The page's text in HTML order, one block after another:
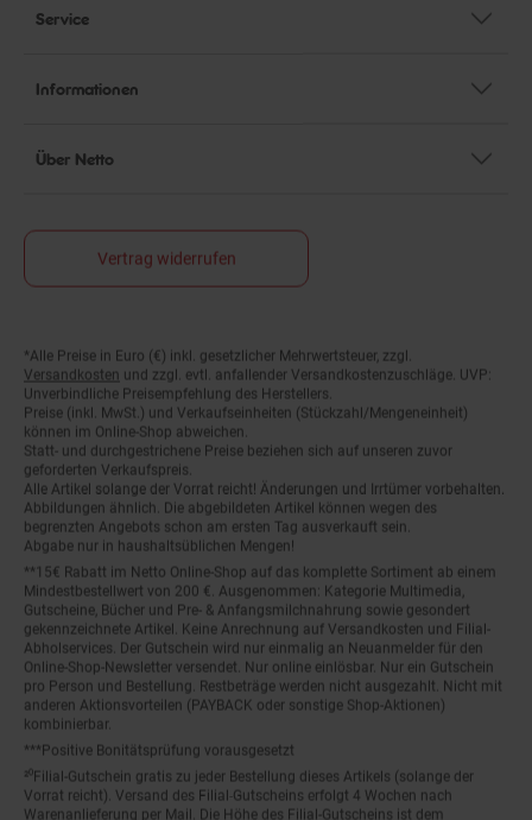
Service
Informationen
Über Netto
Vertrag widerrufen
Fußnoten
*Alle Preise in Euro (€) inkl. gesetzlicher Mehrwertsteuer, zzgl.
Versandkosten und zzgl. evtl. anfallender Versandkostenzuschläge. UVP:
Unverbindliche Preisempfehlung des Herstellers.
Preise (inkl. MwSt.) und Verkaufseinheiten (Stückzahl/Mengeneinheit)
können im Online-Shop abweichen.
Statt- und durchgestrichene Preise beziehen sich auf unseren zuvor
geforderten Verkaufspreis.
Alle Artikel solange der Vorrat reicht! Änderungen und Irrtümer vorbehalten.
Abbildungen ähnlich. Die abgebildeten Artikel können wegen des
begrenzten Angebots schon am ersten Tag ausverkauft sein.
Abgabe nur in haushaltsüblichen Mengen!
**15€ Rabatt im Netto Online-Shop auf das komplette Sortiment ab einem
Mindestbestellwert von 200 €. Ausgenommen: Kategorie Multimedia,
Gutscheine, Bücher und Pre- & Anfangsmilchnahrung sowie gesondert
gekennzeichnete Artikel. Keine Anrechnung auf Versandkosten und Filial-
Abholservices. Der Gutschein wird nur einmalig an Neuanmelder für den
Online-Shop-Newsletter versendet. Nur online einlösbar. Nur ein Gutschein
pro Person und Bestellung. Restbeträge werden nicht ausgezahlt. Nicht mit
anderen Aktionsvorteilen (PAYBACK oder sonstige Shop-Aktionen)
kombinierbar.
***Positive Bonitätsprüfung vorausgesetzt
²⁰Filial-Gutschein gratis zu jeder Bestellung dieses Artikels (solange der
Vorrat reicht). Versand des Filial-Gutscheins erfolgt 4 Wochen nach
Warenanlieferung per Mail. Die Höhe des Filial-Gutscheins ist dem